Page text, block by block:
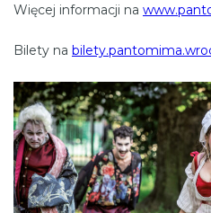
Więcej informacji na
Bilety na